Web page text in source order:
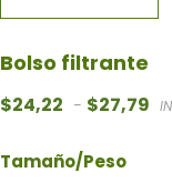
Bolso filtrante
$24,22 - $27,79
Tamaño/Peso